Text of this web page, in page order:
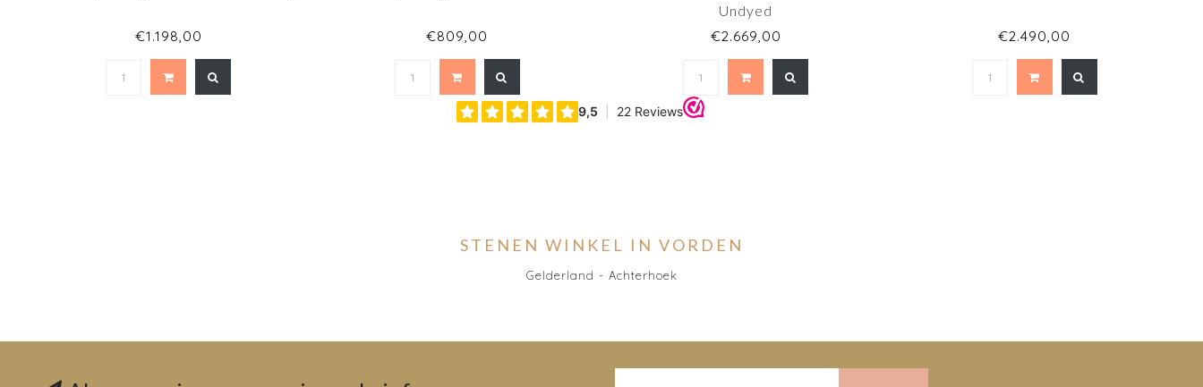
€1.198,00 €809,00
Undyed
€2.669,00 €2.490,00
STENEN WINKEL IN VORDEN
Gelderland - Achterhoek